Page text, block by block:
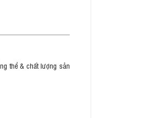
thể & chất lượng sản